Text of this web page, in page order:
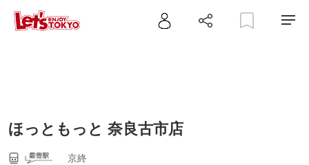
ほっともっと 奈良古市店
京終